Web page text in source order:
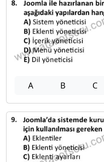
A B C